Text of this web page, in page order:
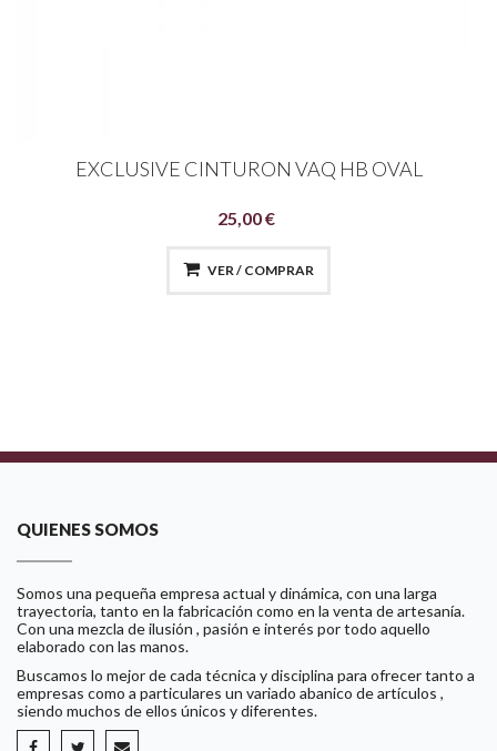
EXCLUSIVE CINTURON VAQ HB OVAL
25,00 €
VER / COMPRAR
QUIENES SOMOS
Somos una pequeña empresa actual y dinámica, con una larga
trayectoria, tanto en la fabricación como en la venta de artesanía.
Con una mezcla de ilusión , pasión e interés por todo aquello
elaborado con las manos.
Buscamos lo mejor de cada técnica y disciplina para ofrecer tanto a
empresas como a particulares un variado abanico de artículos ,
siendo muchos de ellos únicos y diferentes.